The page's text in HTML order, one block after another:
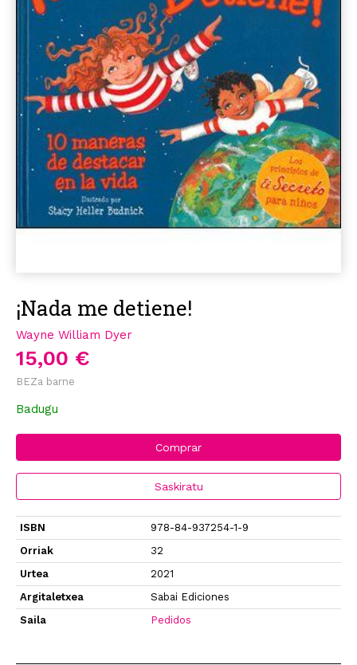
¡Nada me detiene!
Wayne William Dyer
15,00 €
BEZa barne
Badugu
Comprar
Saskiratu
ISBN
978-84-937254-1-9
Orriak
32
Urtea
2021
Argitaletxea
Sabai Ediciones
Saila
Pedidos